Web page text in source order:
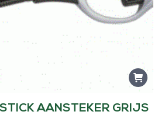
AANSTEKER GRIJS